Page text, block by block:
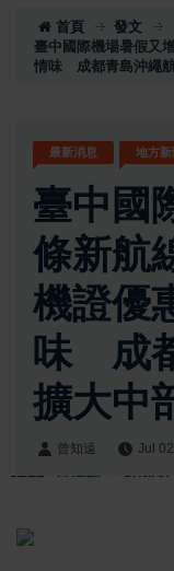
首頁
發文
臺中國際機場暑假又
情味 成都青島沖繩
最新消息 地方新
臺中國
條新航
機證優
味 成
擴大中
曾知遠 Jul